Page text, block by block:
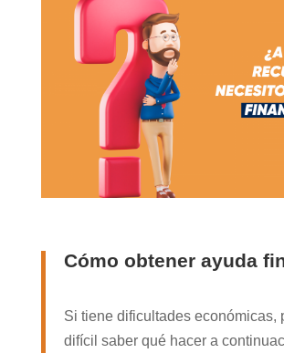
Cómo obtener ayuda
Si tiene dificultades económicas,
difícil saber qué hacer a